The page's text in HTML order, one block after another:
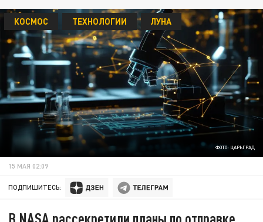
ФОТО: ЦАРЬГРАД
КОСМОС ТЕХНОЛОГИИ ЛУНА
15 МАЯ 02:09
ПОДПИШИТЕСЬ:
В NASA рассекретили планы по отправке